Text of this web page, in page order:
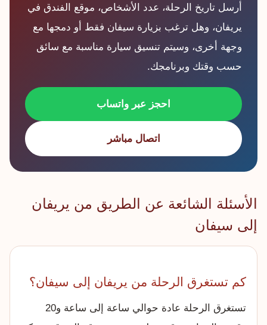
أرسل تاريخ الرحلة، عدد الأشخاص، موقع الفندق في
يريفان، وهل ترغب بزيارة سيفان فقط أو دمجها مع
وجهة أخرى، وسيتم تنسيق سيارة مناسبة مع سائق
حسب وقتك وبرنامجك.
احجز عبر واتساب
اتصال مباشر
الأسئلة الشائعة عن الطريق من يريفان
إلى سيفان
كم تستغرق الرحلة من يريفان إلى سيفان؟
تستغرق الرحلة عادة حوالي ساعة إلى ساعة و20